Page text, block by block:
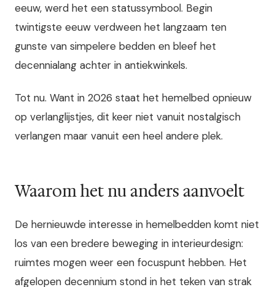
eeuw, werd het een statussymbool. Begin
twintigste eeuw verdween het langzaam ten
gunste van simpelere bedden en bleef het
decennialang achter in antiekwinkels.
Tot nu. Want in 2026 staat het hemelbed opnieuw
op verlanglijstjes, dit keer niet vanuit nostalgisch
verlangen maar vanuit een heel andere plek.
Waarom het nu anders aanvoelt
De hernieuwde interesse in hemelbedden komt niet
los van een bredere beweging in interieurdesign:
ruimtes mogen weer een focuspunt hebben. Het
afgelopen decennium stond in het teken van strak